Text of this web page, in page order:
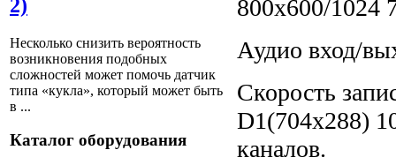
2)
Несколько снизить вероятность
возникновения подобных
сложностей может помочь датчик
типа «кукла», который может быть
в ...
Каталог оборудования
800x600/1024
Аудио вход/
Скорость
D1(704x288)
каналов.